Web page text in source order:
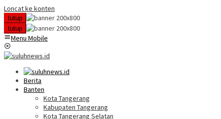
Loncat ke konten
tutup
tutup
Menu Mobile
Berita
Banten
Kota Tangerang
Kabupaten Tangerang
Kota Tangerang Selatan